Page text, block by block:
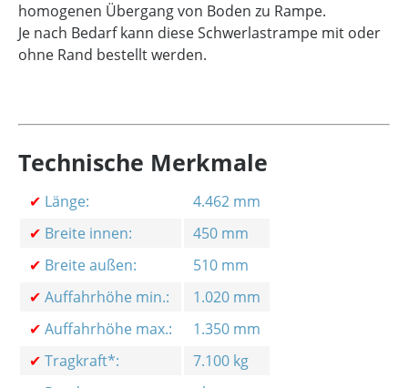
homogenen Übergang von Boden zu Rampe.
Je nach Bedarf kann diese Schwerlastrampe mit oder
ohne Rand bestellt werden.
Technische Merkmale
✔ Länge:
4.462 mm
✔ Breite innen:
450 mm
✔ Breite außen:
510 mm
✔ Auffahrhöhe min.:
1.020 mm
✔ Auffahrhöhe max.:
1.350 mm
✔ Tragkraft*:
7.100 kg